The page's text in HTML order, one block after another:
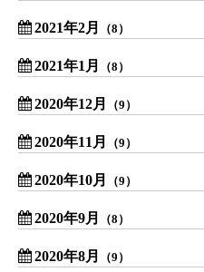
2021年2月 （8）
2021年1月 （8）
2020年12月 （9）
2020年11月 （9）
2020年10月 （9）
2020年9月 （8）
2020年8月 （9）